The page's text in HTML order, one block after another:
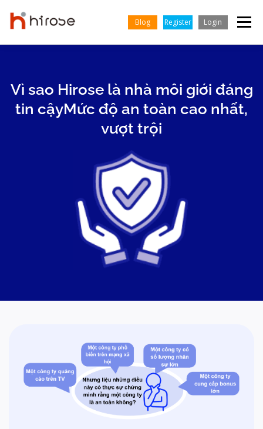
content
Blog Register Login Menu
ĐỐI TÁC TRUNG TÂM HỖ TRỢ CÔNG TY TIẾNG VIỆT
Vì sao Hirose là nhà môi giới đáng
tin cậyMức độ an toàn cao nhất,
vượt trội